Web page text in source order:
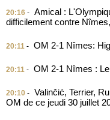
20:16 - Amical :
difficilement contre
20:11 - OM 2-1 Nîmes:
20:11 - OM 2-1 Nîmes :
20:10 - Valinčić, Terrier,
OM de ce jeudi 30 juillet